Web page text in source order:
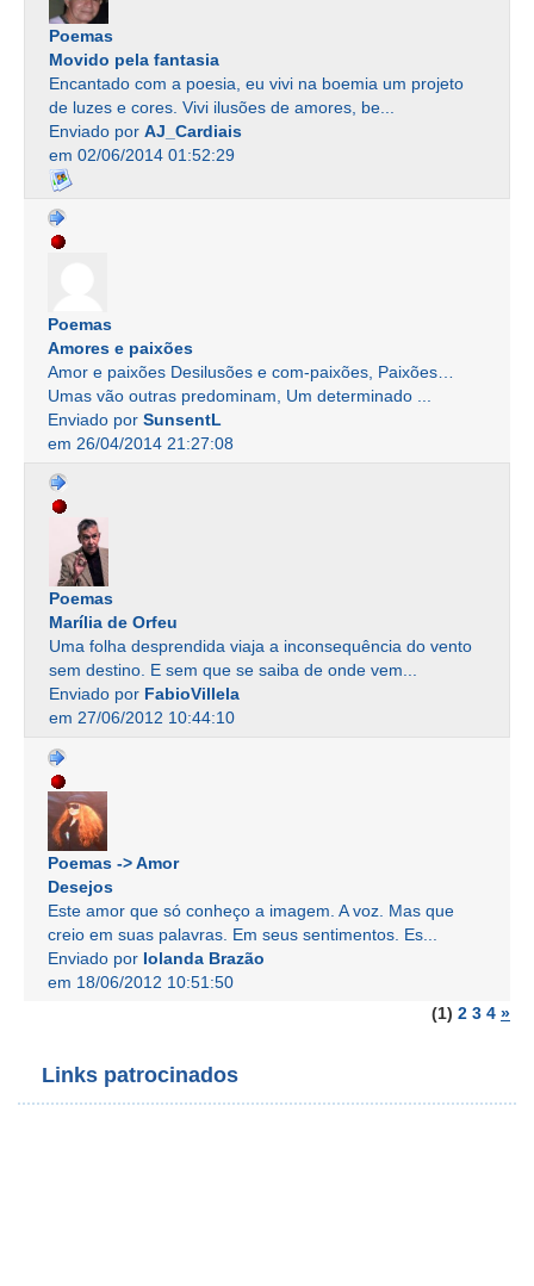
Poemas
Movido pela fantasia
Encantado com a poesia, eu vivi na boemia um projeto
de luzes e cores. Vivi ilusões de amores, be...
Enviado por AJ_Cardiais
em 02/06/2014 01:52:29
Poemas
Amores e paixões
Amor e paixões Desilusões e com-paixões, Paixões…
Umas vão outras predominam, Um determinado ...
Enviado por SunsentL
em 26/04/2014 21:27:08
Poemas
Marília de Orfeu
Uma folha desprendida viaja a inconsequência do vento
sem destino. E sem que se saiba de onde vem...
Enviado por FabioVillela
em 27/06/2012 10:44:10
Poemas -> Amor
Desejos
Este amor que só conheço a imagem. A voz. Mas que
creio em suas palavras. Em seus sentimentos. Es...
Enviado por Iolanda Brazão
em 18/06/2012 10:51:50
(1) 2 3 4 »
Links patrocinados